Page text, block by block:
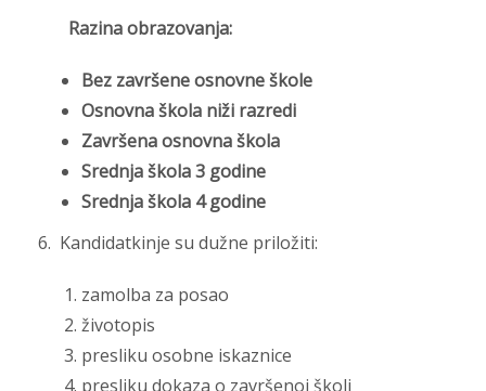
Razina obrazovanja:
Bez završene osnovne škole
Osnovna škola niži razredi
Završena osnovna škola
Srednja škola 3 godine
Srednja škola 4 godine
6. Kandidatkinje su dužne priložiti:
zamolba za posao
životopis
presliku osobne iskaznice
presliku dokaza o završenoj školi